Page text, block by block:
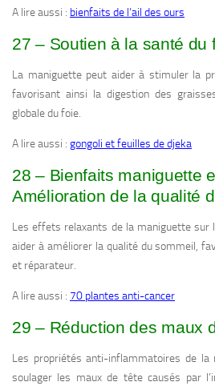
A lire aussi : bienfaits de l’ail des ours
27 – Soutien à la santé du
La maniguette peut aider à stimuler la
favorisant ainsi la digestion des
globale du foie.
A lire aussi : gongoli et feuilles de djeka
28 – Bienfaits maniguette
Amélioration de la qualité
Les effets relaxants de la maniguette sur
aider à améliorer la qualité du sommeil,
et réparateur.
A lire aussi : 70 plantes anti-cancer
29 – Réduction des maux
Les propriétés anti-inflammatoires de la
soulager les maux de tête causés par